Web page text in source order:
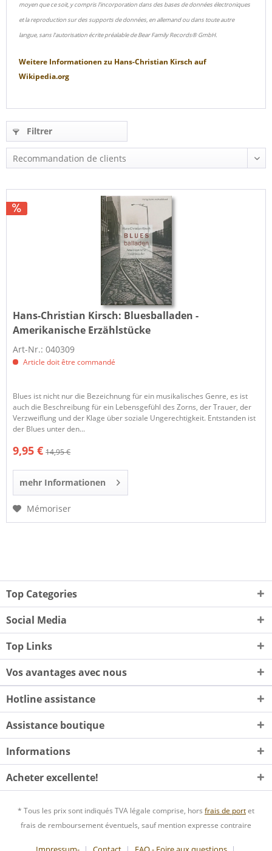
moyen que ce soit, y compris l'incorporation dans des bases de données électroniques
et la reproduction sur des supports de données, en allemand ou dans toute autre
langue, sans l'autorisation écrite préalable de Bear Family Records® GmbH.
Weitere Informationen zu Hans-Christian Kirsch auf
Wikipedia.org
Filtrer
Hans-Christian Kirsch: Bluesballaden -
Amerikanische Erzählstücke
Art-Nr.: 040309
Article doit être commandé
Blues ist nicht nur die Bezeichnung für ein musikalisches Genre, es ist
auch die Beschreibung für ein Lebensgefühl des Zorns, der Trauer, der
Verzweiflung und der Klage über soziale Ungerechtigkeit. Entstanden ist
der Blues unter den...
9,95 € 14,95 €
mehr Informationen
Mémoriser
Top Categories
Social Media
Top Links
Vos avantages avec nous
Hotline assistance
Assistance boutique
Informations
Acheter excellente!
* Tous les prix sont indiqués TVA légale comprise, hors frais de portet
frais de remboursement éventuels, sauf mention expresse contraire